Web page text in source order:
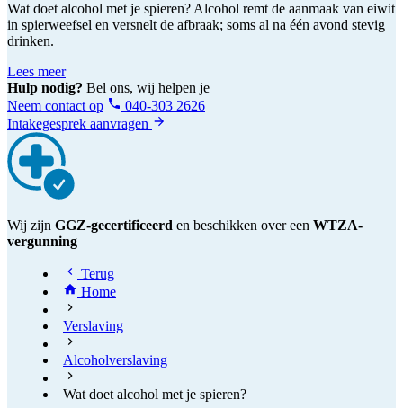
Wat doet alcohol met je spieren? Alcohol remt de aanmaak van eiwit
in spierweefsel en versnelt de afbraak; soms al na één avond stevig
drinken.
Lees meer
Hulp nodig? Bel ons, wij helpen je
Neem contact op
040-303 2626
Intakegesprek aanvragen
Wij zijn GGZ-gecertificeerd en beschikken over een WTZA-
vergunning
Terug
Home
Verslaving
Alcoholverslaving
Wat doet alcohol met je spieren?